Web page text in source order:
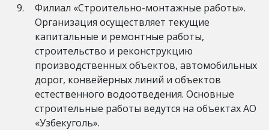
Филиал «Строительно-монтажные работы».
Организация осуществляет текущие
капитальные и ремонтные работы,
строительство и реконструкцию
производственных объектов, автомобильных
дорог, конвейерных линий и объектов
естественного водоотведения. Основные
строительные работы ведутся на объектах АО
«Узбекуголь».